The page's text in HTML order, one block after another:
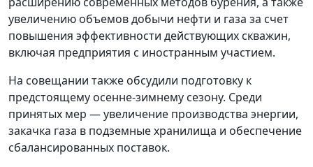
увеличению объемов добычи нефти и газа за счет
повышения эффективности действующих скважин,
включая предприятия с иностранным участием.
На совещании также обсудили подготовку к
предстоящему осенне-зимнему сезону. Среди
принятых мер — увеличение производства энергии,
закачка газа в подземные хранилища и обеспечение
сбалансированных поставок.